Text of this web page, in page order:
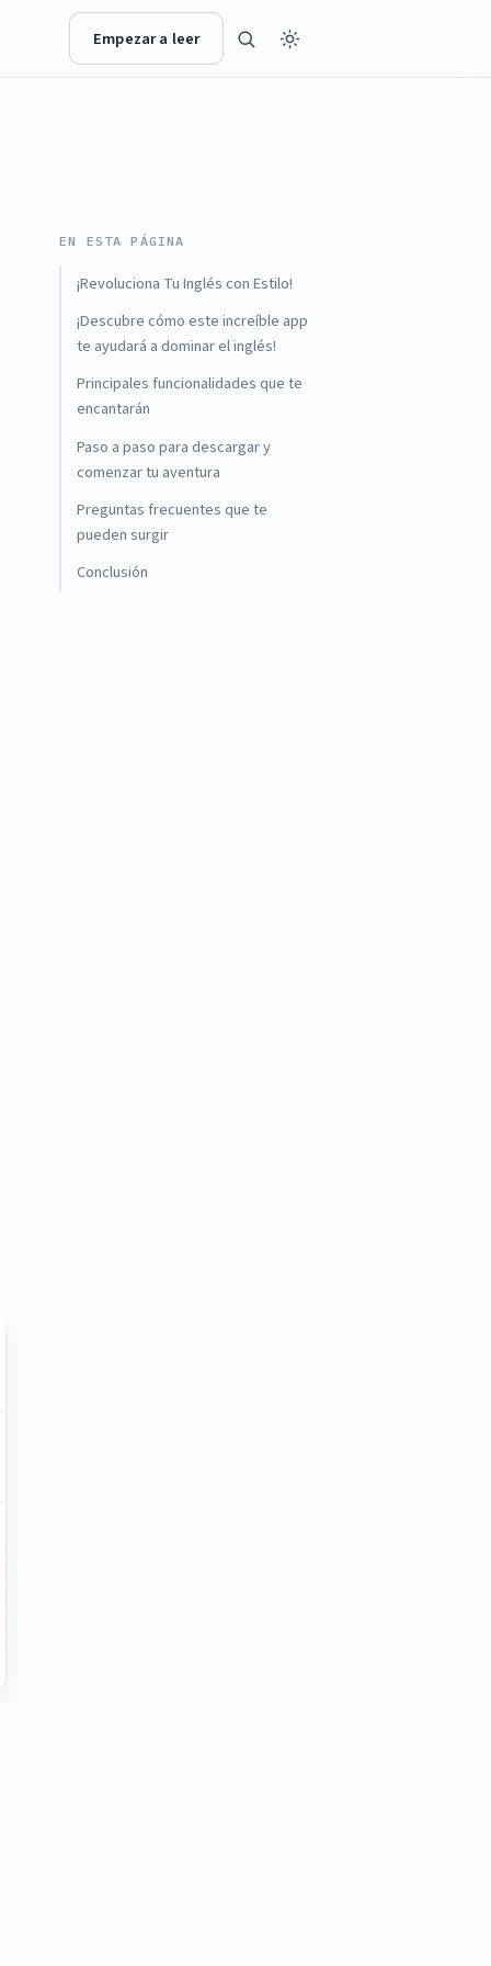
Empezar a leer
EN ESTA PÁGINA
¡Revoluciona Tu Inglés con Estilo!
¡Descubre cómo este increíble app
te ayudará a dominar el inglés!
Principales funcionalidades que te
encantarán
Paso a paso para descargar y
comenzar tu aventura
Preguntas frecuentes que te
pueden surgir
Conclusión